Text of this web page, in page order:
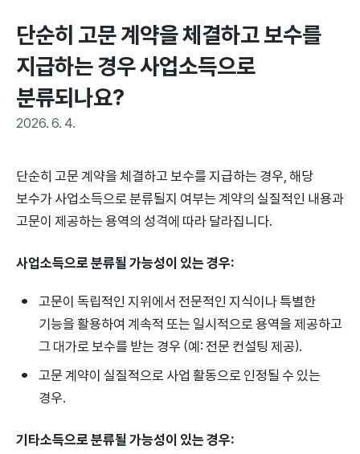
단순히 고문 계약을 체결하고 보수를
지급하는 경우 사업소득으로
분류되나요?
2026. 6. 4.
단순히 고문 계약을 체결하고 보수를 지급하는 경우, 해당
보수가 사업소득으로 분류될지 여부는 계약의 실질적인 내용과
고문이 제공하는 용역의 성격에 따라 달라집니다.
사업소득으로 분류될 가능성이 있는 경우:
고문이 독립적인 지위에서 전문적인 지식이나 특별한
기능을 활용하여 계속적 또는 일시적으로 용역을 제공하고
그 대가로 보수를 받는 경우 (예: 전문 컨설팅 제공).
고문 계약이 실질적으로 사업 활동으로 인정될 수 있는
경우.
기타소득으로 분류될 가능성이 있는 경우: